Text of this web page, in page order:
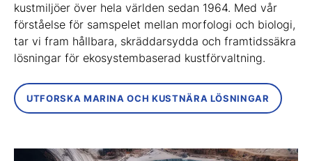
kustmiljöer över hela världen sedan 1964. Med vår
förståelse för samspelet mellan morfologi och biologi,
tar vi fram hållbara, skräddarsydda och framtidssäkra
lösningar för ekosystembaserad kustförvaltning.
UTFORSKA MARINA OCH KUSTNÄRA LÖSNINGAR